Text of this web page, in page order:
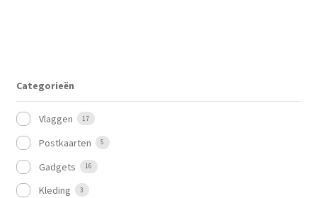
Categorieën
Vlaggen 17
Postkaarten 5
Gadgets 16
Kleding 3